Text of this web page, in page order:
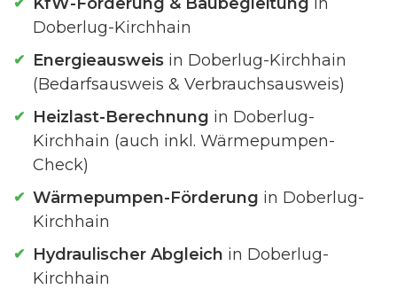
Doberlug-Kirchhain
Energieausweis in Doberlug-Kirchhain
(Bedarfsausweis & Verbrauchsausweis)
Heizlast-Berechnung in Doberlug-
Kirchhain (auch inkl. Wärmepumpen-
Check)
Wärmepumpen-Förderung in Doberlug-
Kirchhain
Hydraulischer Abgleich in Doberlug-
Kirchhain